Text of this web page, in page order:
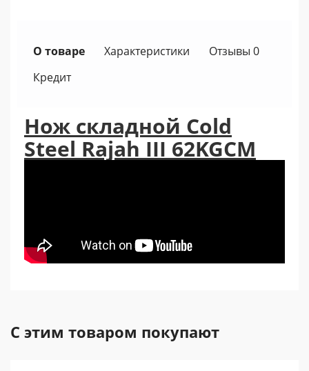
О товаре Характеристики
Отзывы 0
Кредит
Нож складной Cold
Steel Rajah III 62KGCM
С этим товаром покупают